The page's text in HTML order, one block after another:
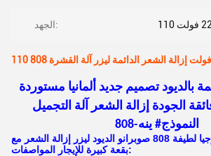
الجهد:
بالديود تصميم جديد ألمانيا مستوردة
الجودة إزالة الشعر آلة التجميل
النموذج# ينه-808
الآلام عالية التكنولوجيا لطيفة 808 صوبرانو الديود ليزر إزالة الشعر مع
بقعة كبيرة للإيجار المواصفات: